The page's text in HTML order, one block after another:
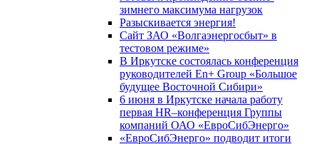
зимнего максимума нагрузок
Разыскивается энергия!
Сайт ЗАО «Волгаэнергосбыт» в
тестовом режиме»
В Иркутске состоялась конференция
руководителей En+ Group «Большое
будущее Восточной Сибири»
6 июня в Иркутске начала работу
первая HR–конференция Группы
компаний ОАО «ЕвроСибЭнерго»
«ЕвроСибЭнерго» подводит итоги